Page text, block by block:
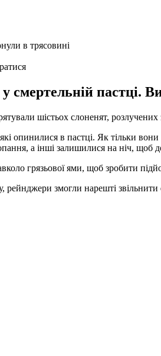
смертельній пастці.
шістьох слоненят,
опинилися в пастці. Як тільки
а інші залишилися на ніч, щоб
грязьової ями, щоб зробити
рейнджери змогли нарешті